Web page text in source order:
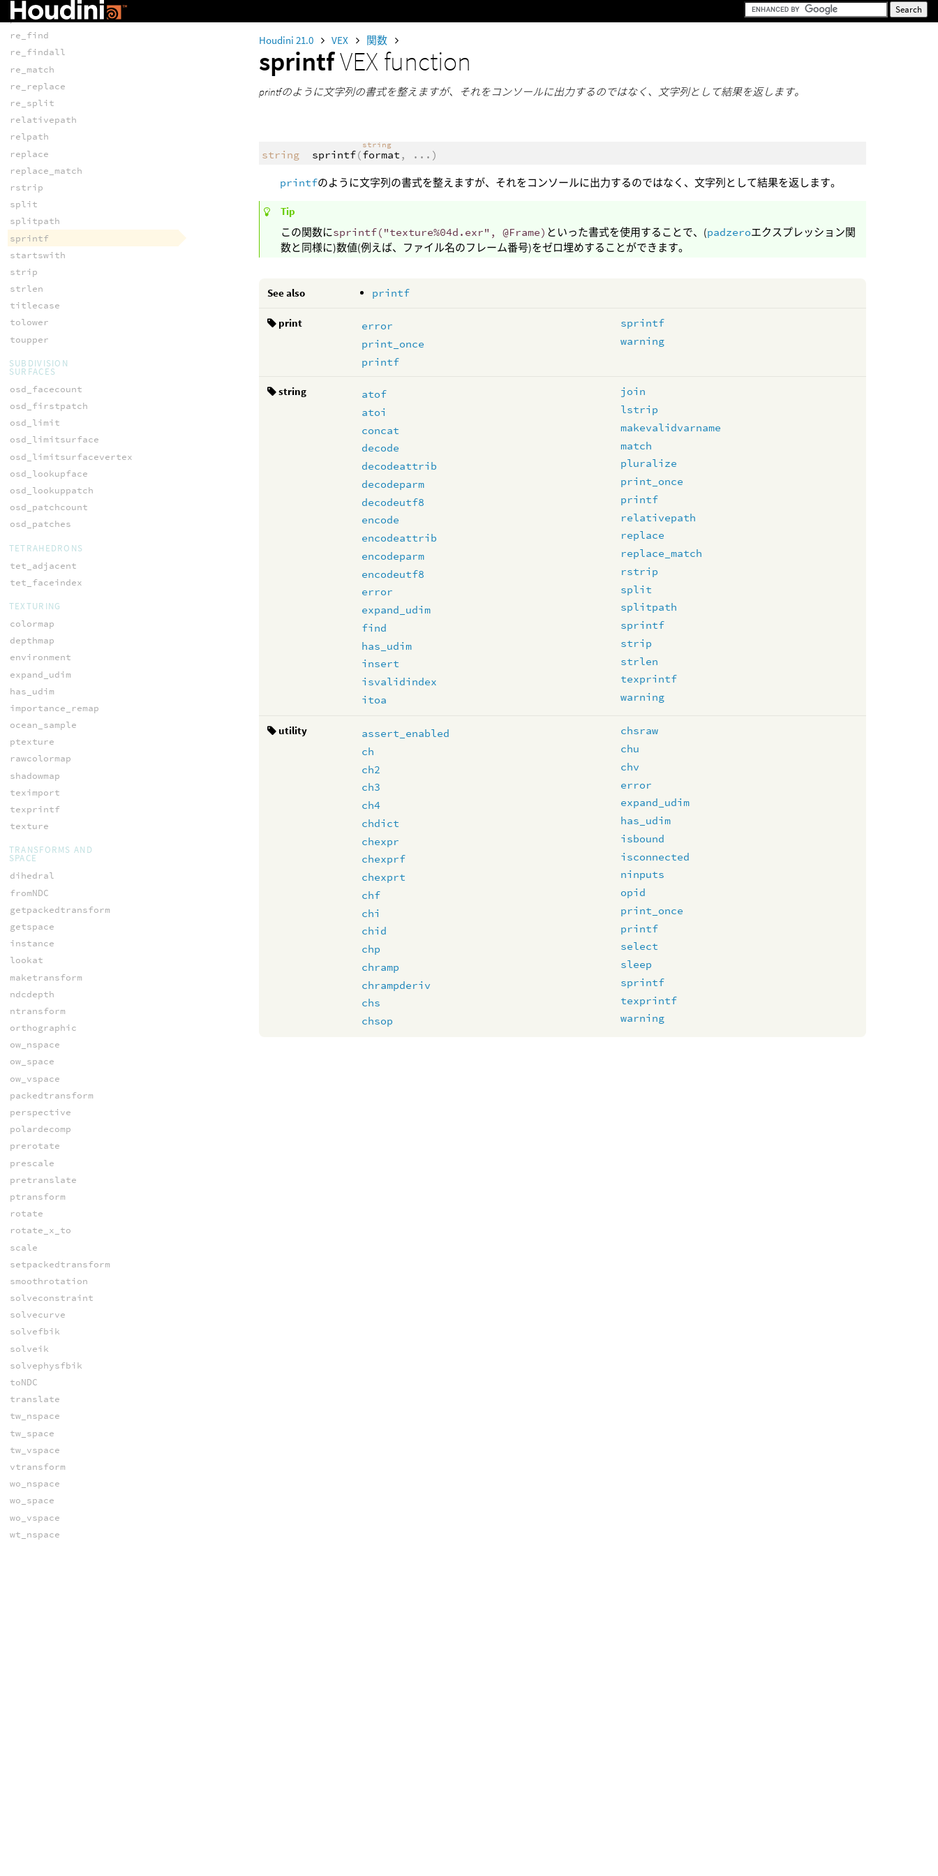
Houdini 21.0 VEX 関数
sprintfVEX function
printfのように文字列の書式を整えますが、それをコンソールに出力するのではなく、文字列として結果を返します。
string sprintf(
string
format , ... )
printfのように文字列の書式を整えますが、それをコンソールに出力するのではなく、文字列として結果を返します。
Tip
この関数にsprintf("texture%04d.exr", @Frame) といった書式を使用することで、(padzeroエクスプレッション関
数と同様に)数値(例えば、ファイル名のフレーム番号)をゼロ埋めすることができます。
See also printf
print
error
print_once
printf
sprintf
warning
string
atof
atoi
concat
decode
decodeattrib
decodeparm
decodeutf8
encode
encodeattrib
encodeparm
encodeutf8
error
expand_udim
find
has_udim
insert
isvalidindex
itoa
join
lstrip
makevalidvarname
match
pluralize
print_once
printf
relativepath
replace
replace_match
rstrip
split
splitpath
sprintf
strip
strlen
texprintf
warning
utility
assert_enabled
ch
ch2
ch3
ch4
chdict
chexpr
chexprf
chexprt
chf
chi
chid
chp
chramp
chrampderiv
chs
chsop
chsraw
chu
chv
error
expand_udim
has_udim
isbound
isconnected
ninputs
opid
print_once
printf
select
sleep
sprintf
texprintf
warning
pluralize
re_find
re_findall
re_match
re_replace
re_split
relativepath
relpath
replace
replace_match
rstrip
split
splitpath
sprintf
startswith
strip
strlen
titlecase
tolower
toupper
SUBDIVISION
SURFACES
osd_facecount
osd_firstpatch
osd_limit
osd_limitsurface
osd_limitsurfacevertex
osd_lookupface
osd_lookuppatch
osd_patchcount
osd_patches
TETRAHEDRONS
tet_adjacent
tet_faceindex
TEXTURING
colormap
depthmap
environment
expand_udim
has_udim
importance_remap
ocean_sample
ptexture
rawcolormap
shadowmap
teximport
texprintf
texture
TRANSFORMS AND
SPACE
dihedral
fromNDC
getpackedtransform
getspace
instance
lookat
maketransform
ndcdepth
ntransform
orthographic
ow_nspace
ow_space
ow_vspace
packedtransform
perspective
polardecomp
prerotate
prescale
pretranslate
ptransform
rotate
rotate_x_to
scale
setpackedtransform
smoothrotation
solveconstraint
solvecurve
solvefbik
solveik
solvephysfbik
toNDC
translate
tw_nspace
tw_space
tw_vspace
vtransform
wo_nspace
wo_space
wo_vspace
wt_nspace